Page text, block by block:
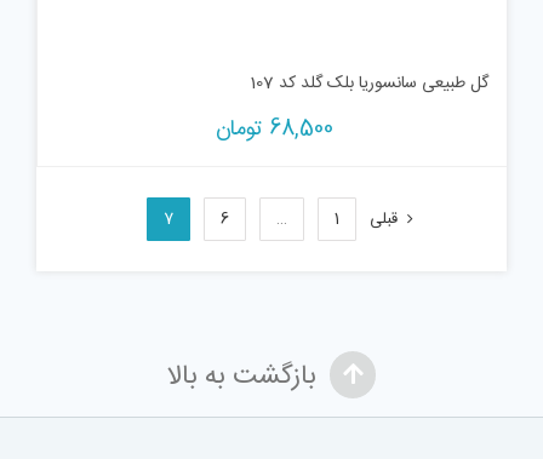
گل طبیعی سانسوریا بلک گلد کد 107
68,500 تومان
قبلی 1
…
6
7
بازگشت به بالا